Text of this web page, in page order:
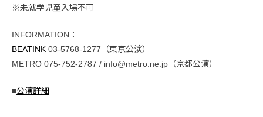
※未就学児童入場不可
INFORMATION：
BEATINK 03-5768-1277（東京公演）
METRO 075-752-2787 / info@metro.ne.jp（京都公演）
■公演詳細